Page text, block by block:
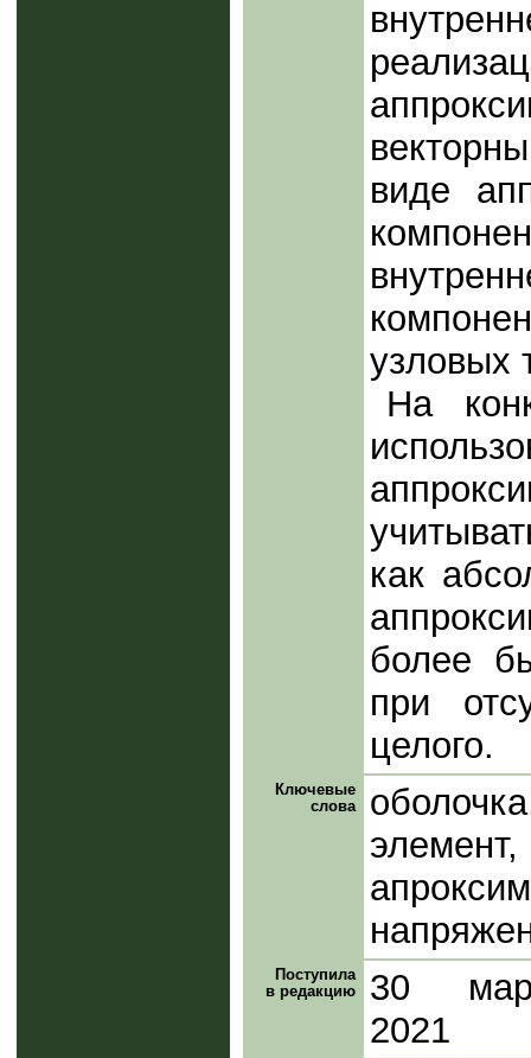
виде
узловых
На
как
более
при
целого.
Ключевые
слова
Поступила
в редакцию
30
2021